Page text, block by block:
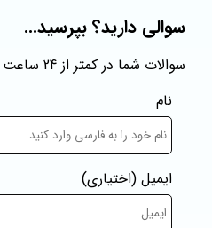
سوالی دارید؟ بپرسید...
سوالات شما در کمتر از 24 ساعت پاسخ داده خواهند شد
نام
ایمیل (اختیاری)